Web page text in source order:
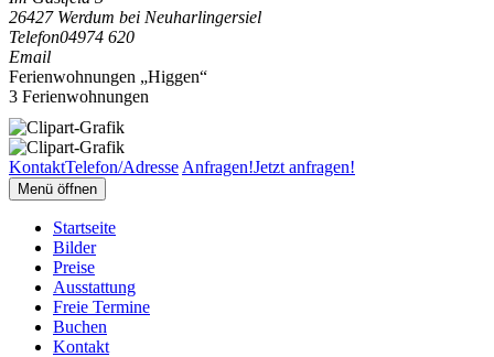
26427 Werdum bei Neuharlingersiel
Telefon04974 620
Email
Ferienwohnungen „Higgen“
3 Ferienwohnungen
KontaktTelefon/Adresse Anfragen!Jetzt anfragen!
Menü öffnen
Startseite
Bilder
Preise
Ausstattung
Freie Termine
Buchen
Kontakt